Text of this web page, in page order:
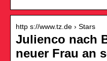
http s://www.tz.de › Stars
Julienco nach
neuer Frau an